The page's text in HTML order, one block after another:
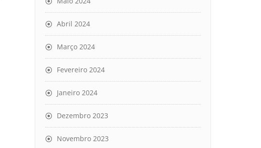
Abril 2024
Março 2024
Fevereiro 2024
Janeiro 2024
Dezembro 2023
Novembro 2023